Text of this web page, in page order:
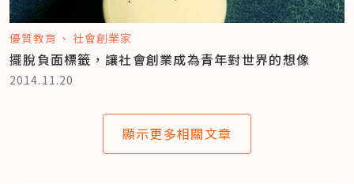
優質教育 社會創業家
擺脫負面標籤，讓社會創業成為青年對世界的想像
2014.11.20
顯示更多相關文章